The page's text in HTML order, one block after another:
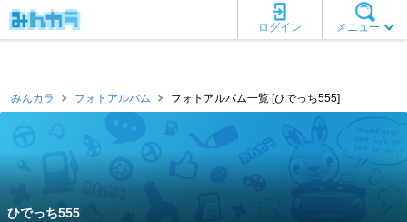
メニュー
ログイン
みんカラ フォトアルバム フォトアルバム一覧 [ひでっち555]
ひでっち555